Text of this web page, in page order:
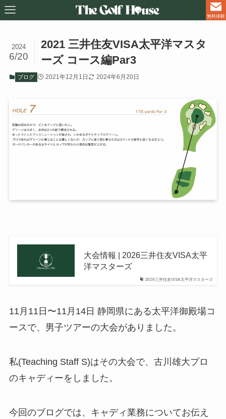
無料体験
2021 三井住友VISA太平洋マスタ
ーズ コース編Par3
2024
6/20
ブログ 2021年12月1日 2024年6月20日
2026三井住友VISA太平洋マスターズ
大会情報 | 2026三井住友VISA太平
洋マスターズ
11月11日〜11月14日 静岡県にある太平洋御殿場コ
ースで、男子ツアーの大会がありました。
私(Teaching Staff S)はその大会で、古川雄大プロ
のキャディーをしました。
今回のブログでは、キャディ業務についてお伝え